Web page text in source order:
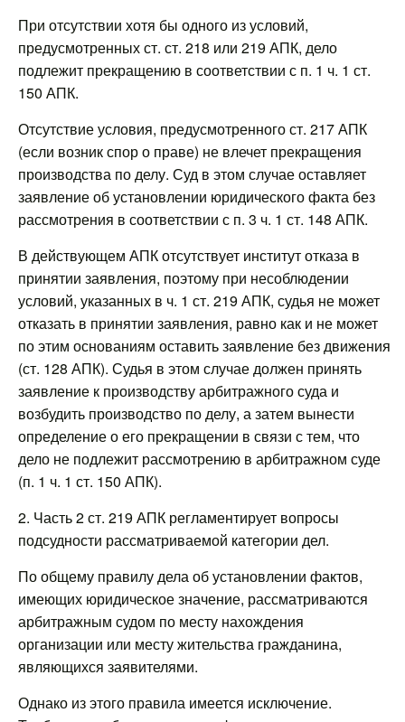
При отсутствии хотя бы одного из условий,
предусмотренных ст. ст. 218 или 219 АПК, дело
подлежит прекращению в соответствии с п. 1 ч. 1 ст.
150 АПК.
Отсутствие условия, предусмотренного ст. 217 АПК
(если возник спор о праве) не влечет прекращения
производства по делу. Суд в этом случае оставляет
заявление об установлении юридического факта без
рассмотрения в соответствии с п. 3 ч. 1 ст. 148 АПК.
В действующем АПК отсутствует институт отказа в
принятии заявления, поэтому при несоблюдении
условий, указанных в ч. 1 ст. 219 АПК, судья не может
отказать в принятии заявления, равно как и не может
по этим основаниям оставить заявление без движения
(ст. 128 АПК). Судья в этом случае должен принять
заявление к производству арбитражного суда и
возбудить производство по делу, а затем вынести
определение о его прекращении в связи с тем, что
дело не подлежит рассмотрению в арбитражном суде
(п. 1 ч. 1 ст. 150 АПК).
2. Часть 2 ст. 219 АПК регламентирует вопросы
подсудности рассматриваемой категории дел.
По общему правилу дела об установлении фактов,
имеющих юридическое значение, рассматриваются
арбитражным судом по месту нахождения
организации или месту жительства гражданина,
являющихся заявителями.
Однако из этого правила имеется исключение.